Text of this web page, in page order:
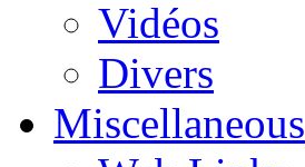
Vidéos
Divers
Miscellaneous